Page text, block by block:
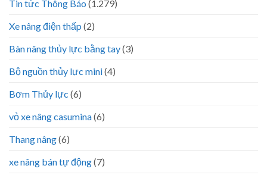
Tin tức Thông Báo (1.279)
Xe nâng điện thấp (2)
Bàn nâng thủy lực bằng tay(3)
Bộ nguồn thủy lực mini(4)
Bơm Thủy lực (6)
vỏ xe nâng casumina(6)
Thang nâng(6)
xe nâng bán tự động(7)